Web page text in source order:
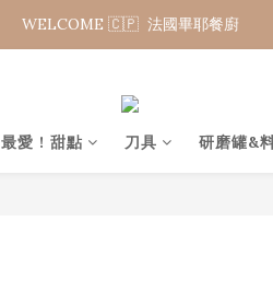
WELCOME 🇨🇵  法國畢耶餐廚
WELCOME 🇨🇵  法國畢耶餐廚
最愛 ! 甜點 刀具 研磨罐&